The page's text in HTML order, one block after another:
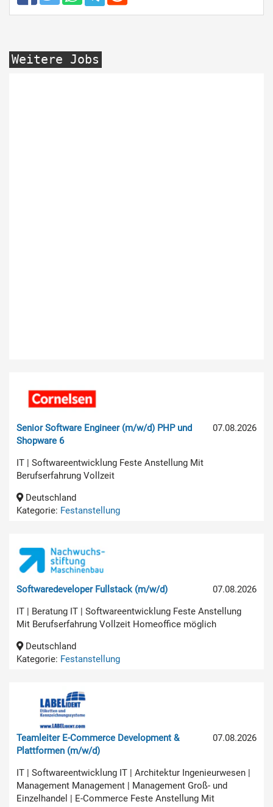
Weitere Jobs
07.08.2026
Senior Software Engineer (m/w/d) PHP und
Shopware 6
IT | Softwareentwicklung Feste Anstellung Mit
Berufserfahrung Vollzeit
Deutschland
Kategorie: Festanstellung
07.08.2026
Softwaredeveloper Fullstack (m/w/d)
IT | Beratung IT | Softwareentwicklung Feste Anstellung
Mit Berufserfahrung Vollzeit Homeoffice möglich
Deutschland
Kategorie: Festanstellung
07.08.2026
Teamleiter E-Commerce Development &
Plattformen (m/w/d)
IT | Softwareentwicklung IT | Architektur Ingenieurwesen |
Management Management | Management Groß- und
Einzelhandel | E-Commerce Feste Anstellung Mit